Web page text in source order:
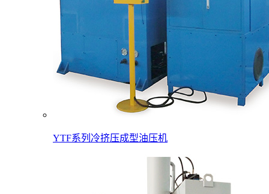
YTF系列冷挤压成型油压机